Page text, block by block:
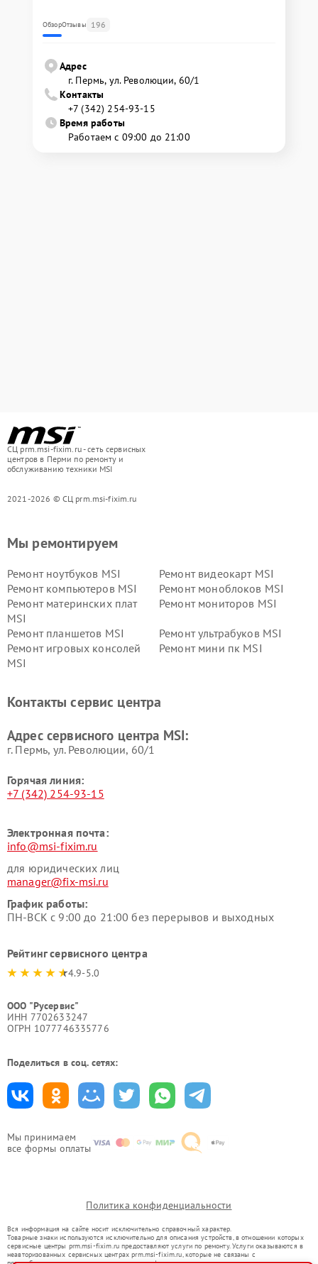
ОбзорОтзывы 196
Адрес
г. Пермь, ул. ​Революции, 60/1
Контакты
+7 (342) 254-93-15
Время работы
Работаем с 09:00 до 21:00
СЦ prm.msi-fixim.ru - сеть сервисных
центров в Перми по ремонту и
обслуживанию техники MSI
2021-2026 © СЦ prm.msi-fixim.ru
Мы принимаем
все формы оплаты
Мы ремонтируем
Ремонт ноутбуков MSI
Ремонт видеокарт MSI
Ремонт компьютеров MSI
Ремонт моноблоков MSI
Ремонт материнских плат
MSI
Ремонт мониторов MSI
Ремонт планшетов MSI
Ремонт ультрабуков MSI
Ремонт игровых консолей
MSI
Ремонт мини пк MSI
Контакты сервис центра
Адрес сервисного центра MSI:
г. Пермь, ул. ​Революции, 60/1
Горячая линия:
+7 (342) 254-93-15
Электронная почта:
info@msi-fixim.ru
для юридических лиц
manager@fix-msi.ru
График работы:
ПН-ВСК с 9:00 до 21:00 без перерывов и выходных
Рейтинг сервисного центра
4.9-5.0
ООО "Русервис"
ИНН 7702633247
ОГРН 1077746335776
Поделиться в соц. сетях:
Политика конфиденциальности
Вся информация на сайте носит исключительно справочный характер.
Товарные знаки используются исключительно для описания устройств, в отношении которых
сервисные центры prm.msi-fixim.ru предоставляют услуги по ремонту. Услуги оказываются в
неавторизованных сервисных центрах prm.msi-fixim.ru, которые не связаны с